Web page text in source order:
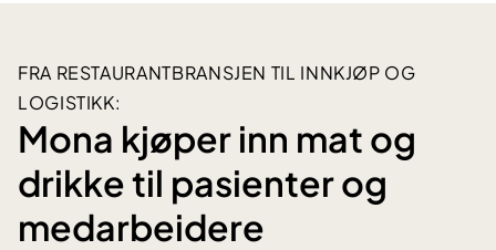
FRA RESTAURANTBRANSJEN TIL INNKJØP OG
LOGISTIKK:
Mona kjøper inn mat og
drikke til pasienter og
medarbeidere